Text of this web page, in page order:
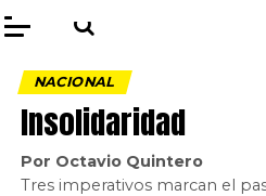
NACIONAL
Insolidaridad
Por Octavio Quintero
Tres imperativos marcan el